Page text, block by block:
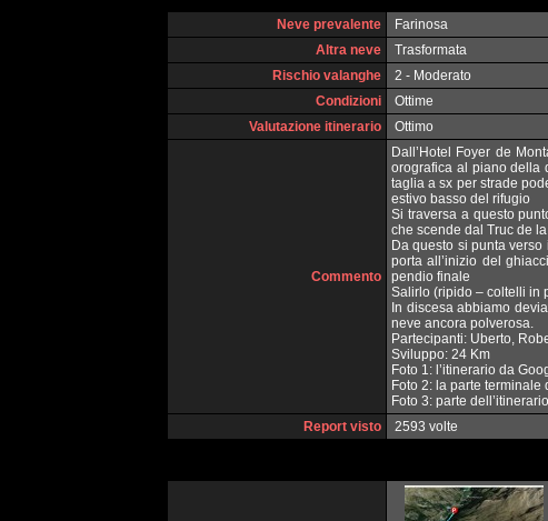
Neve prevalente
Farinosa
Altra neve
Trasformata
Rischio valanghe
2 - Moderato
Condizioni
Ottime
Valutazione itinerario
Ottimo
Commento
Dall’Hotel Foyer de
orografica al piano della
taglia a sx per strade
estivo basso del rifugio
Si traversa a questo
che scende dal Truc de
Da questo si punta
porta all’inizio del
pendio finale
Salirlo (ripido – coltelli in
In discesa abbiamo
neve ancora polverosa.
Partecipanti: Uberto,
Sviluppo: 24 Km
Foto 1: l’itinerario da
Foto 2: la parte terminale
Foto 3: parte
Report visto
2593 volte